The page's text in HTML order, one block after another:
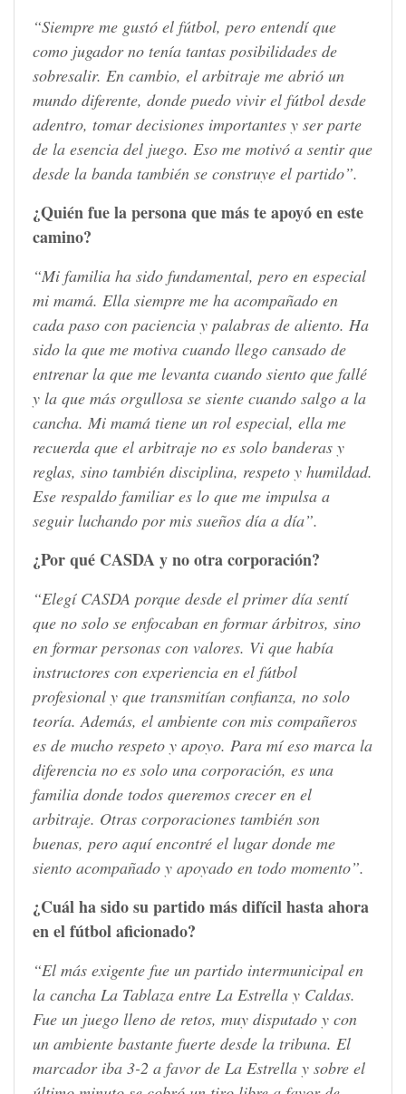
“Siempre me gustó el fútbol, pero entendí que
como jugador no tenía tantas posibilidades de
sobresalir. En cambio, el arbitraje me abrió un
mundo diferente, donde puedo vivir el fútbol desde
adentro, tomar decisiones importantes y ser parte
de la esencia del juego. Eso me motivó a sentir que
desde la banda también se construye el partido”.
¿Quién fue la persona que más te apoyó en este
camino?
“Mi familia ha sido fundamental, pero en especial
mi mamá. Ella siempre me ha acompañado en
cada paso con paciencia y palabras de aliento. Ha
sido la que me motiva cuando llego cansado de
entrenar la que me levanta cuando siento que fallé
y la que más orgullosa se siente cuando salgo a la
cancha. Mi mamá tiene un rol especial, ella me
recuerda que el arbitraje no es solo banderas y
reglas, sino también disciplina, respeto y humildad.
Ese respaldo familiar es lo que me impulsa a
seguir luchando por mis sueños día a día”.
¿Por qué CASDA y no otra corporación?
“Elegí CASDA porque desde el primer día sentí
que no solo se enfocaban en formar árbitros, sino
en formar personas con valores. Vi que había
instructores con experiencia en el fútbol
profesional y que transmitían confianza, no solo
teoría. Además, el ambiente con mis compañeros
es de mucho respeto y apoyo. Para mí eso marca la
diferencia no es solo una corporación, es una
familia donde todos queremos crecer en el
arbitraje. Otras corporaciones también son
buenas, pero aquí encontré el lugar donde me
siento acompañado y apoyado en todo momento”.
¿Cuál ha sido su partido más difícil hasta ahora
en el fútbol aficionado?
“El más exigente fue un partido intermunicipal en
la cancha La Tablaza entre La Estrella y Caldas.
Fue un juego lleno de retos, muy disputado y con
un ambiente bastante fuerte desde la tribuna. El
marcador iba 3-2 a favor de La Estrella y sobre el